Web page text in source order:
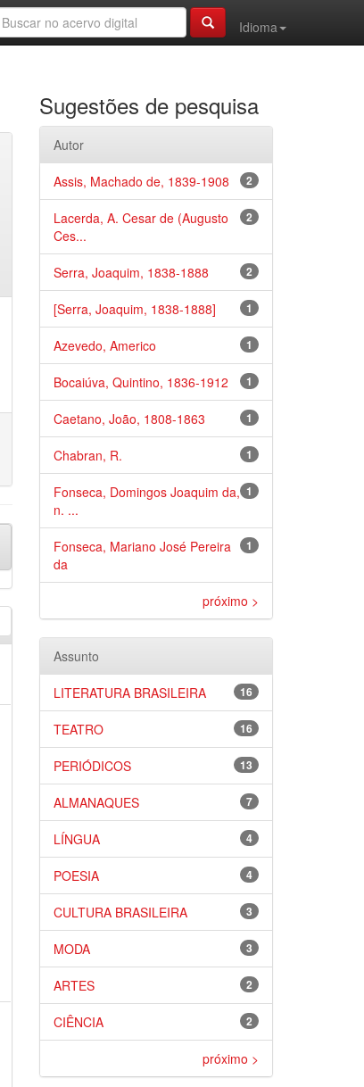
Idioma
Sugestões de pesquisa
Autor
2
Assis, Machado de, 1839-1908
2
Lacerda, A. Cesar de (Augusto
Ces...
2
Serra, Joaquim, 1838-1888
1
[Serra, Joaquim, 1838-1888]
1
Azevedo, Americo
1
Bocaiúva, Quintino, 1836-1912
1
Caetano, João, 1808-1863
1
Chabran, R.
1
Fonseca, Domingos Joaquim da,
n. ...
1
Fonseca, Mariano José Pereira
da
próximo >
Assunto
16
LITERATURA BRASILEIRA
16
TEATRO
13
PERIÓDICOS
7
ALMANAQUES
4
LÍNGUA
4
POESIA
3
CULTURA BRASILEIRA
3
MODA
2
ARTES
2
CIÊNCIA
próximo >